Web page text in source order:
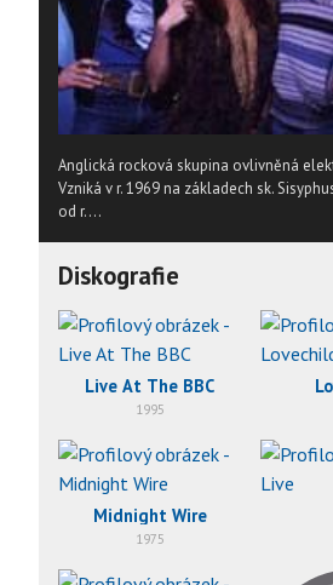
Anglická rocková skupina ovlivněná
Vzniká v r. 1969 na základech sk.
od r....
Diskografie
Live At The BBC
1995
Midnight Wire
1975